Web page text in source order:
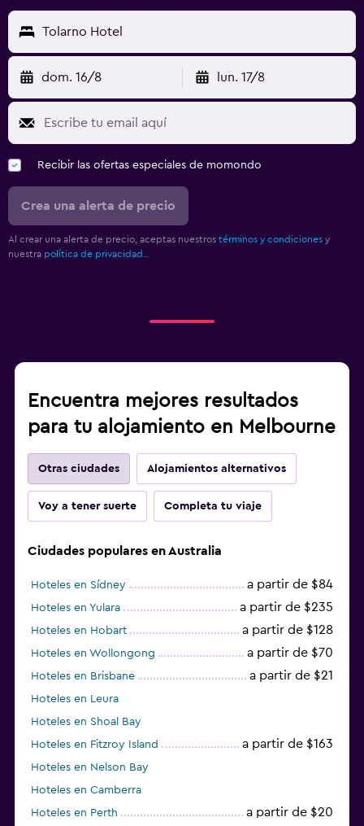
Tolarno Hotel
dom. 16/8 lun. 17/8
Recibir las ofertas especiales de momondo
Crea una alerta de precio
Al crear una alerta de precio, aceptas nuestros términos y condiciones y
nuestra política de privacidad.
Encuentra mejores resultados
para tu alojamiento en Melbourne
Otras ciudades Alojamientos alternativos
Voy a tener suerte Completa tu viaje
Ciudades populares en Australia
Hoteles en Sídney a partir de $84
Hoteles en Yulara a partir de $235
Hoteles en Hobart a partir de $128
Hoteles en Wollongong a partir de $70
Hoteles en Brisbane a partir de $21
Hoteles en Leura
Hoteles en Shoal Bay
Hoteles en Fitzroy Island
a partir de $163
Hoteles en Nelson Bay
Hoteles en Camberra
Hoteles en Perth
a partir de $20